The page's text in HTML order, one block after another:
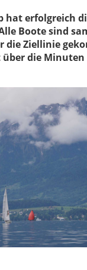
hat erfolgreich
Boote sind
die Ziellinie
die Minuten